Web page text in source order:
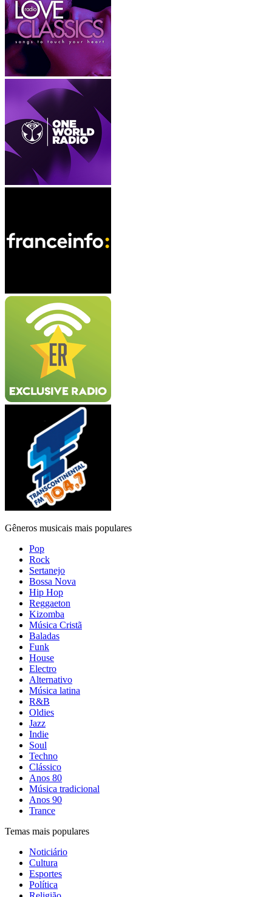
Gêneros musicais mais populares
Pop
Rock
Sertanejo
Bossa Nova
Hip Hop
Reggaeton
Kizomba
Música Cristã
Baladas
Funk
House
Electro
Alternativo
Música latina
R&B
Oldies
Jazz
Indie
Soul
Techno
Clássico
Anos 80
Música tradicional
Anos 90
Trance
Temas mais populares
Noticiário
Cultura
Esportes
Política